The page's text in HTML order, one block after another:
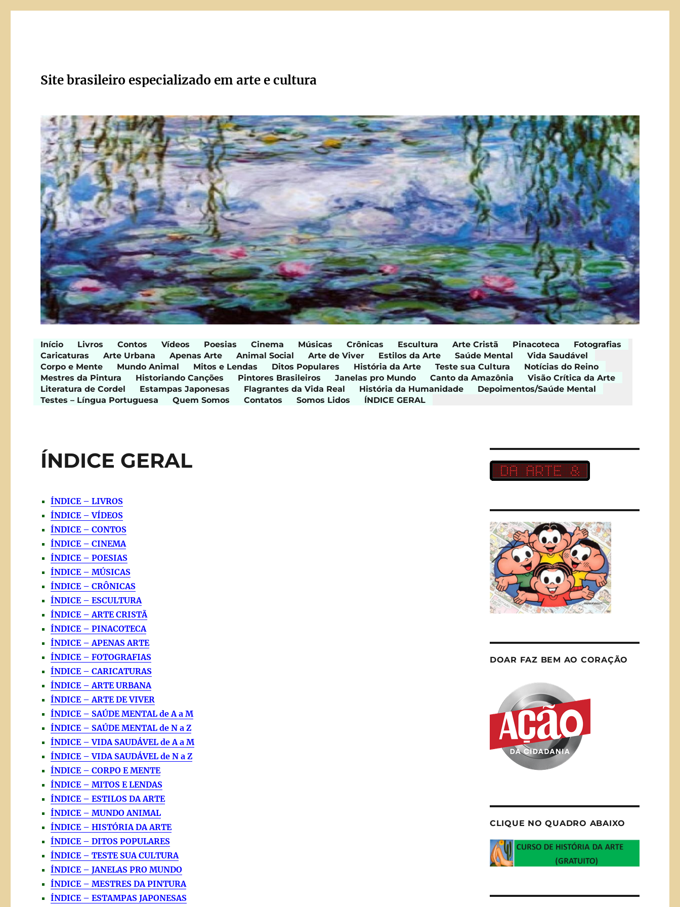
Site brasileiro especializado em arte e cultura
Início Livros Contos Vídeos Poesias Cinema Músicas Crônicas Escultura Arte Cristã Pinacoteca
Fotografias
Caricaturas
Arte Urbana Apenas Arte Animal Social Arte de Viver Estilos da Arte Saúde Mental
Vida Saudável
Corpo e Mente
Mundo Animal Mitos e Lendas Ditos Populares História da Arte Teste sua Cultura
Notícias do Reino
Mestres da Pintura
Historiando Canções Pintores Brasileiros Janelas pro Mundo Canto da Amazônia
Visão Crítica da Arte
Literatura de Cordel
Estampas Japonesas Flagrantes da Vida Real História da Humanidade
Depoimentos/Saúde Mental
Testes – Língua Portuguesa
Quem Somos Contatos Somos Lidos ÍNDICE GERAL
ÍNDICE GERAL
ÍNDICE – LIVROS
ÍNDICE – VÍDEOS
ÍNDICE – CONTOS
ÍNDICE – CINEMA
ÍNDICE – POESIAS
ÍNDICE – MÚSICAS
ÍNDICE – CRÔNICAS
ÍNDICE – ESCULTURA
ÍNDICE – ARTE CRISTÃ
ÍNDICE – PINACOTECA
ÍNDICE – APENAS ARTE
ÍNDICE – FOTOGRAFIAS
ÍNDICE – CARICATURAS
ÍNDICE – ARTE URBANA
ÍNDICE – ARTE DE VIVER
ÍNDICE – SAÚDE MENTAL de A a M
ÍNDICE – SAÚDE MENTAL de N a Z
ÍNDICE – VIDA SAUDÁVEL de A a M
ÍNDICE – VIDA SAUDÁVEL de N a Z
ÍNDICE – CORPO E MENTE
ÍNDICE – MITOS E LENDAS
ÍNDICE – ESTILOS DA ARTE
ÍNDICE – MUNDO ANIMAL
ÍNDICE – HISTÓRIA DA ARTE
ÍNDICE – DITOS POPULARES
ÍNDICE – TESTE SUA CULTURA
ÍNDICE – JANELAS PRO MUNDO
ÍNDICE – MESTRES DA PINTURA
ÍNDICE – ESTAMPAS JAPONESAS
DOAR FAZ BEM AO CORAÇÃO
CLIQUE NO QUADRO ABAIXO